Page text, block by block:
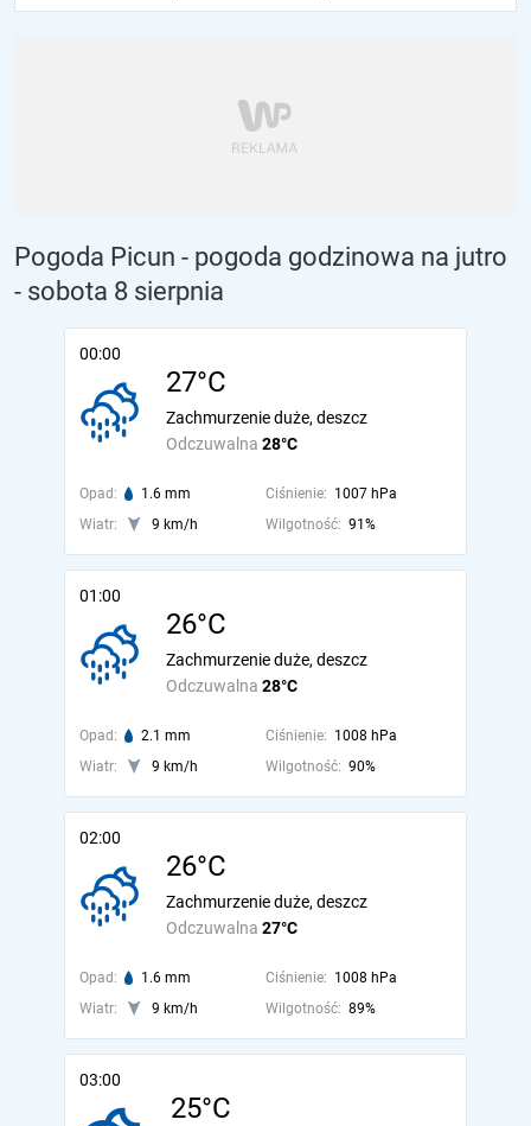
Pogoda Picun - pogoda godzinowa na jutro
- sobota 8 sierpnia
00:00
27°C
Odczuwalna 28°C
Zachmurzenie duże, deszcz
Opad: 1.6 mm Ciśnienie: 1007 hPa
Wiatr:
9 km/h Wilgotność: 91%
01:00
26°C
Odczuwalna 28°C
Zachmurzenie duże, deszcz
Opad: 2.1 mm Ciśnienie: 1008 hPa
Wiatr:
9 km/h Wilgotność: 90%
02:00
26°C
Odczuwalna 27°C
Zachmurzenie duże, deszcz
Opad: 1.6 mm Ciśnienie: 1008 hPa
Wiatr:
9 km/h Wilgotność: 89%
03:00
25°C